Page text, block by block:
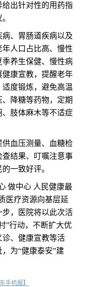
出针对性的用药指
、胃肠道疾病以及
人口占比高、慢性
养生保健、慢性病
康宣教，提醒老年
度锻炼，避免高温
降糖等药物，定期
肢体麻木等不适症
血压测量、血糖检
结果、叮嘱注意事
一致好评。
做中心 人民健康最
医疗资源向基层延
，医院将以此次活
”行动，不断扩大优
、健康宣教等活
为“健康泰安”建
手机报】